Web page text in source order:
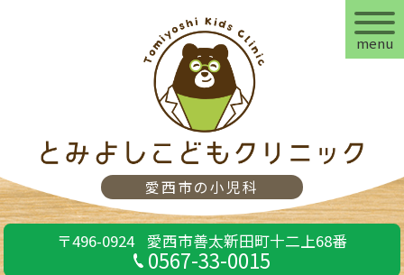
愛西市の小児科
〒496-0924 愛西市善太新田町十二上68番
0567-33-0015
menu